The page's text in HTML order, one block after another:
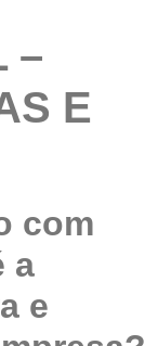
–
E
com
a
e